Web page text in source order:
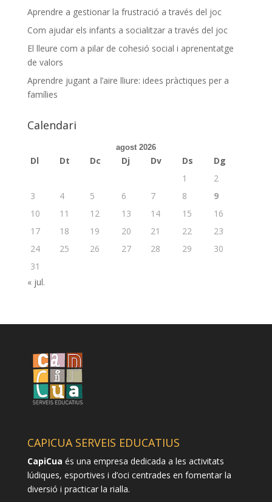
Aprendre a gestionar la frustració a través del joc
Com ajudar els infants a socialitzar a través del joc
El lleure com a pilar de cohesió social i aprenentatge
de valors
Aprendre jugant a l’aire lliure: idees pràctiques per a
famílies
Calendari
agost 2026
Dl Dt Dc Dj Dv Ds
Dg
1
2
3
4 5 6 7 8
9
10
11 12 13 14 15
16
17
18 19 20 21 22
23
24
25 26 27 28 29
30
31
« jul.
CAPICUA SERVEIS EDUCATIUS
CapiCua és una empresa dedicada a les activitats
lúdiques, esportives i d’oci centrades en fomentar la
diversió i practicar la rialla.